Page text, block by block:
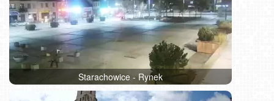
Starachowice - Rynek